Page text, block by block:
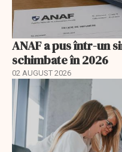
ANAF a pus într-un
schimbate în 2026
02 AUGUST 2026